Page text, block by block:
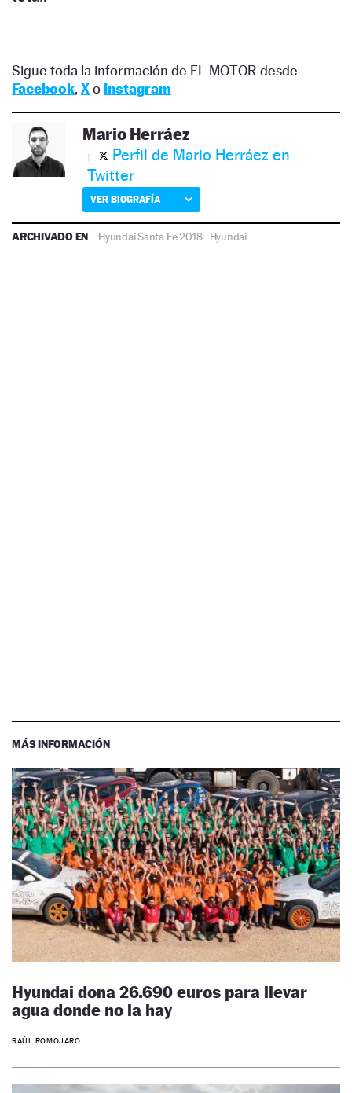
Sigue toda la información de EL MOTOR desde
Facebook, Xo Instagram
Mario Herráez
Perfil de Mario Herráez en
Twitter
VER BIOGRAFÍA
ARCHIVADO EN Hyundai Santa Fe 2018 · Hyundai
MÁS INFORMACIÓN
Hyundai dona 26.690 euros para llevar
agua donde no la hay
RAÚL ROMOJARO